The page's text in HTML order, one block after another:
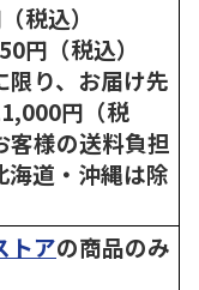
税込）
円（税込）
限り、お届け先
円（税
客様の送料負担
海道・沖縄は除
トアの商品のみ